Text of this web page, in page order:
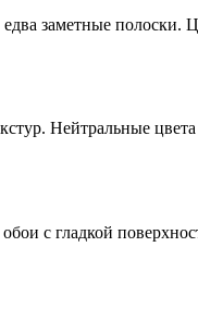
заметные полоски.
Нейтральные цвета
с гладкой